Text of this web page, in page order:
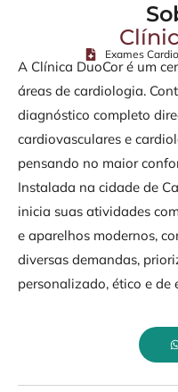
Exames
A Clínica DuoCor é um
áreas de cardiologia.
diagnóstico completo
cardiovasculares e
pensando no maior
Instalada na cidade de
inicia suas atividades
e aparelhos modernos,
diversas demandas,
personalizado, ético e de